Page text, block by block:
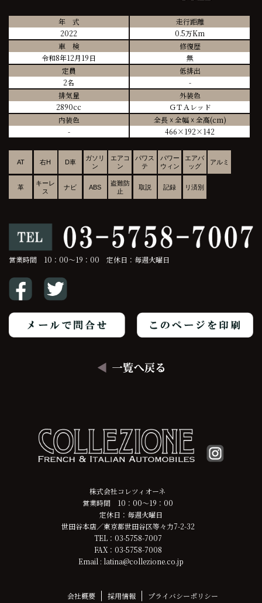
年 式
2022
走行距離
0.5万Km
車 検
令和8年12月19日
修復歴
無
定員
2名
低排出
-
排気量
2890cc
外装色
ＧＴＡレッド
内装色
-
全長 ☓ 全幅 ☓ 全高(cm)
466×192×142
AT 右H D車
ガソリ
ン
エアコ
ン
パワス
テ
パワー
ウィン
エアバ
ッグ
アルミ
革
キーレ
ス
ナビ ABS
盗難防
止
取説 記録 リ済別
営業時間 10：00～19：00 定休日：毎週火曜日
株式会社コレツィオーネ
営業時間 10：00～19：00
定休日：毎週火曜日
世田谷本店／東京都世田谷区等々力7-2-32
TEL：03-5758-7007
FAX：03-5758-7008
Email : latina@collezione.co.jp
会社概要 採用情報 プライバシーポリシー